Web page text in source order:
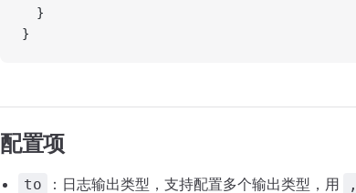
  }
}
配置项
to ：日志输出类型，支持配置多个输出类型，用 ,